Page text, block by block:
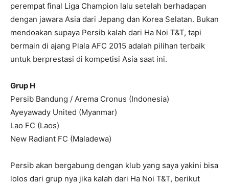
perempat final Liga Champion lalu setelah berhadapan
dengan jawara Asia dari Jepang dan Korea Selatan. Bukan
mendoakan supaya Persib kalah dari Ha Noi T&T, tapi
bermain di ajang Piala AFC 2015 adalah pilihan terbaik
untuk berprestasi di kompetisi Asia saat ini.
Grup H
Persib Bandung / Arema Cronus (Indonesia)
Ayeyawady United (Myanmar)
Lao FC (Laos)
New Radiant FC (Maladewa)
Persib akan bergabung dengan klub yang saya yakini bisa
lolos dari grup nya jika kalah dari Ha Noi T&T, berikut